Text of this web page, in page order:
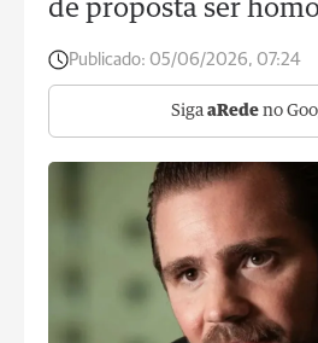
de proposta ser
Publicado: 05/06/2026, 07:24
Siga aRede no